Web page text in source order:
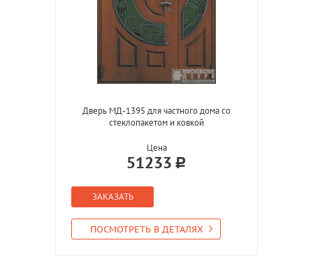
Дверь МД-1395 для частного дома со
стеклопакетом и ковкой
Цена
51233
ЗАКАЗАТЬ
ПОСМОТРЕТЬ В ДЕТАЛЯХ